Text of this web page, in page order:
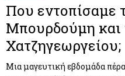
Που εντοπίσαμε
Μπουρδούμη και
Χατζηγεωργείου;
Μια μαγευτική εβδομάδα